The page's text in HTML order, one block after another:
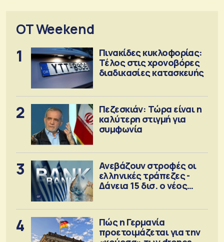
OT Weekend
1
Πινακίδες κυκλοφορίας:
Τέλος στις χρονοβόρες
διαδικασίες κατασκευής
2
Πεζεσκιάν: Τώρα είναι η
καλύτερη στιγμή για
συμφωνία
3
Ανεβάζουν στροφές οι
ελληνικές τράπεζες -
Δάνεια 15 δισ. ο νέος
4
Πώς η Γερμανία
προετοιμάζεται για την